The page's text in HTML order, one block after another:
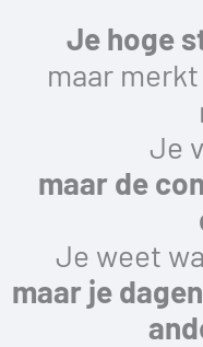
Je hoge
maar
Je
maar de
Je weet
maar je